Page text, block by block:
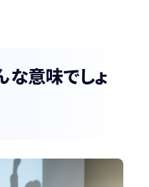
な意味でしょ